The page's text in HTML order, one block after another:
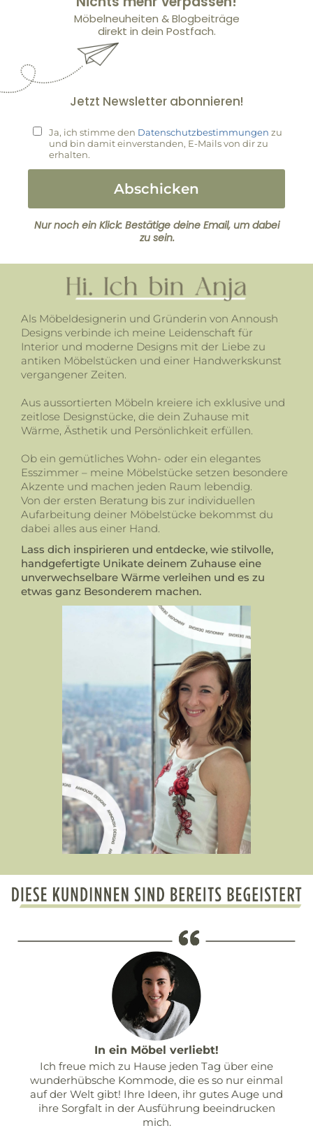
Möbelneuheiten & Blogbeiträge
direkt in dein Postfach.
Jetzt Newsletter abonnieren!
Ja, ich stimme den Datenschutzbestimmungen zu
und bin damit einverstanden, E-Mails von dir zu
erhalten.
Abschicken
Nur noch ein Klick: Bestätige deine Email, um dabei
zu sein.
Als Möbeldesignerin und Gründerin von Annoush
Designs verbinde ich meine Leidenschaft für
Interior und moderne Designs mit der Liebe zu
antiken Möbelstücken und einer Handwerkskunst
vergangener Zeiten.
Aus aussortierten Möbeln kreiere ich exklusive und
zeitlose Designstücke, die dein Zuhause mit
Wärme, Ästhetik und Persönlichkeit erfüllen.
Ob ein gemütliches Wohn- oder ein elegantes
Esszimmer – meine Möbelstücke setzen besondere
Akzente und machen jeden Raum lebendig.
Von der ersten Beratung bis zur individuellen
Aufarbeitung deiner Möbelstücke bekommst du
dabei alles aus einer Hand.
Lass dich inspirieren und entdecke, wie stilvolle,
handgefertigte Unikate deinem Zuhause eine
unverwechselbare Wärme verleihen und es zu
etwas ganz Besonderem machen.
In ein Möbel verliebt!
Ich freue mich zu Hause jeden Tag über eine
wunderhübsche Kommode, die es so nur einmal
auf der Welt gibt! Ihre Ideen, ihr gutes Auge und
ihre Sorgfalt in der Ausführung beeindrucken
mich.